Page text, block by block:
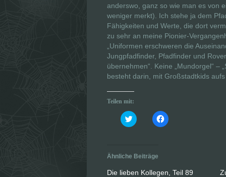
anderswo, ganz so wie man es von
weniger merkt). Ich stehe ja dem
Fähigkeiten und Werte, die dort
zu sehr an meine Pionier-
„Uniformen erschweren die
Jungpfadfinder, Pfadfinder und
übernehmen“. Keine „Mundorgel“ –
besteht darin, mit Großstadtkids aufs
Teilen mit:
K
l
u
m
b
K
l
u
Ähnliche Beiträge
Die lieben Kollegen, Teil 89